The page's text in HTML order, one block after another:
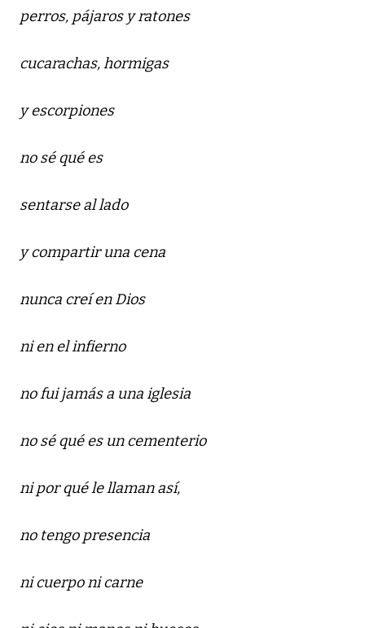
perros, pájaros y ratones
cucarachas, hormigas
y escorpiones
no sé qué es
sentarse al lado
y compartir una cena
nunca creí en Dios
ni en el infierno
no fui jamás a una iglesia
no sé qué es un cementerio
ni por qué le llaman así,
no tengo presencia
ni cuerpo ni carne